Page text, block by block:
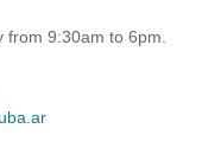
9:30am to 6pm.